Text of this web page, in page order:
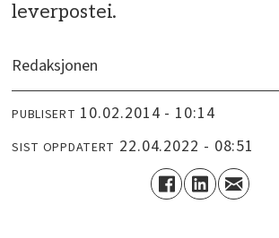
leverpostei.
Redaksjonen
PUBLISERT 10.02.2014 - 10:14
SIST OPPDATERT 22.04.2022 - 08:51